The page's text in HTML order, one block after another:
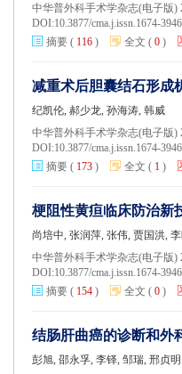
中华普外科手术学杂志(电子版)
DOI:10.3877/cma.j.issn.1674-
摘要 ( 116 ) 全文 ( 0 )
减重术后胆囊结石形成
纪凯伦, 郝少龙, 孙海涛, 韩威
中华普外科手术学杂志(电子版)
DOI:10.3877/cma.j.issn.1674-
摘要 ( 173 ) 全文 ( 1 )
梗阻性黄疸临床防治新
尚培中, 张润萍, 张伟, 贾国洪,
中华普外科手术学杂志(电子版)
DOI:10.3877/cma.j.issn.1674-
摘要 ( 154 ) 全文 ( 0 )
结肠肝曲癌的诊断和外
彭旭, 邵永孚, 李铎, 邹瑞, 邢贞明